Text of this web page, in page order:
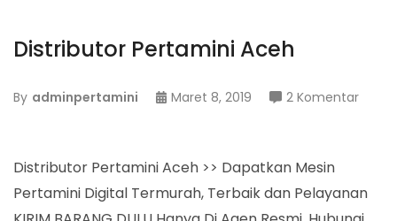
Distributor Pertamini Aceh
By adminpertamini Maret 8, 2019 2 Komentarpada
Distributor Pertamini Aceh >> Dapatkan Mesin
Pertamini Digital Termurah, Terbaik dan Pelayanan